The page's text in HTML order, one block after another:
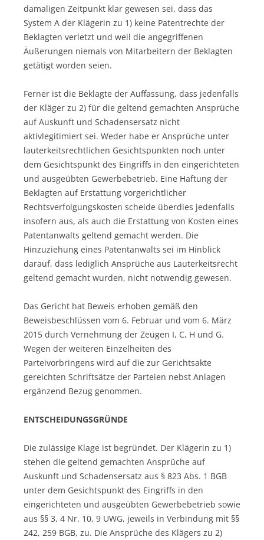
damaligen Zeitpunkt klar gewesen sei, dass das
System A der Klägerin zu 1) keine Patentrechte der
Beklagten verletzt und weil die angegriffenen
Äußerungen niemals von Mitarbeitern der Beklagten
getätigt worden seien.
Ferner ist die Beklagte der Auffassung, dass jedenfalls
der Kläger zu 2) für die geltend gemachten Ansprüche
auf Auskunft und Schadensersatz nicht
aktivlegitimiert sei. Weder habe er Ansprüche unter
lauterkeitsrechtlichen Gesichtspunkten noch unter
dem Gesichtspunkt des Eingriffs in den eingerichteten
und ausgeübten Gewerbebetrieb. Eine Haftung der
Beklagten auf Erstattung vorgerichtlicher
Rechtsverfolgungskosten scheide überdies jedenfalls
insofern aus, als auch die Erstattung von Kosten eines
Patentanwalts geltend gemacht werden. Die
Hinzuziehung eines Patentanwalts sei im Hinblick
darauf, dass lediglich Ansprüche aus Lauterkeitsrecht
geltend gemacht wurden, nicht notwendig gewesen.
Das Gericht hat Beweis erhoben gemäß den
Beweisbeschlüssen vom 6. Februar und vom 6. März
2015 durch Vernehmung der Zeugen I, C, H und G.
Wegen der weiteren Einzelheiten des
Parteivorbringens wird auf die zur Gerichtsakte
gereichten Schriftsätze der Parteien nebst Anlagen
ergänzend Bezug genommen.
ENTSCHEIDUNGSGRÜNDE
Die zulässige Klage ist begründet. Der Klägerin zu 1)
stehen die geltend gemachten Ansprüche auf
Auskunft und Schadensersatz aus § 823 Abs. 1 BGB
unter dem Gesichtspunkt des Eingriffs in den
eingerichteten und ausgeübten Gewerbebetrieb sowie
aus §§ 3, 4 Nr. 10, 9 UWG, jeweils in Verbindung mit §§
242, 259 BGB, zu. Die Ansprüche des Klägers zu 2)